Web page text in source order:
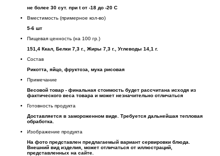
не более 30 сут. при t от -18 до -20 С
Вместимость (примерное кол-во)
5-6 шт
Пищевая ценность (на 100 гр.)
151,4 Ккал, Белки 7,3 г., Жиры 7,3 г., Углеводы 14,1 г.
Состав
Рикотта, яйцо, фруктоза, мука рисовая
Примечание
Весовой товар - финальная стоимость будет рассчитана исходя из
фактического веса товара и может незначительно отличаться
Готовность продукта
Доставляется в замороженном виде. Требуется дальнейшая тепловая
обработка.
Изображение продукта
На фото представлен предлагаемый вариант сервировки блюда.
Внешний вид изделия, может отличаться от иллюстраций,
представленных на сайте.